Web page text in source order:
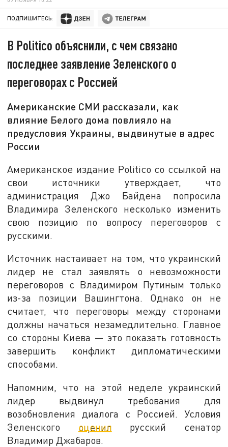
ПОДПИШИТЕСЬ:
В Politico объяснили, с чем связано
последнее заявление Зеленского о
переговорах с Россией
Американские СМИ рассказали, как
влияние Белого дома повлияло на
предусловия Украины, выдвинутые в адрес
России
Американское издание Politico со ссылкой на
свои источники утверждает, что
администрация Джо Байдена попросила
Владимира Зеленского несколько изменить
свою позицию по вопросу переговоров с
русскими.
Источник настаивает на том, что украинский
лидер не стал заявлять о невозможности
переговоров с Владимиром Путиным только
из-за позиции Вашингтона. Однако он не
считает, что переговоры между сторонами
должны начаться незамедлительно. Главное
со стороны Киева — это показать готовность
завершить конфликт дипломатическими
способами.
Напомним, что на этой неделе украинский
лидер выдвинул требования для
возобновления диалога с Россией. Условия
Зеленского оценил русский сенатор
Владимир Джабаров.